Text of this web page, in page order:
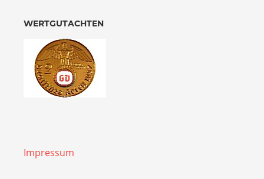
WERTGUTACHTEN
Impressum